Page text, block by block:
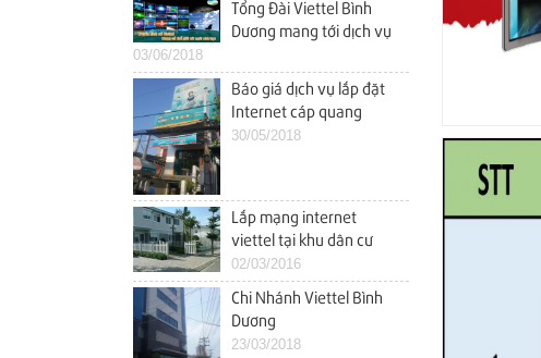
Tổng Đài Viettel Bình
Dương mang tới dịch vụ
03/06/2018
Báo giá dịch vụ lắp đặt
Internet cáp quang
viettel dĩ an cho hộ gia
30/05/2018
Lắp mạng internet
viettel tại khu dân cư
Nam Long (Ehome 4)
vĩnh phú thuận an bình
dương
02/03/2016
Chi Nhánh Viettel Bình
Dương
23/03/2018